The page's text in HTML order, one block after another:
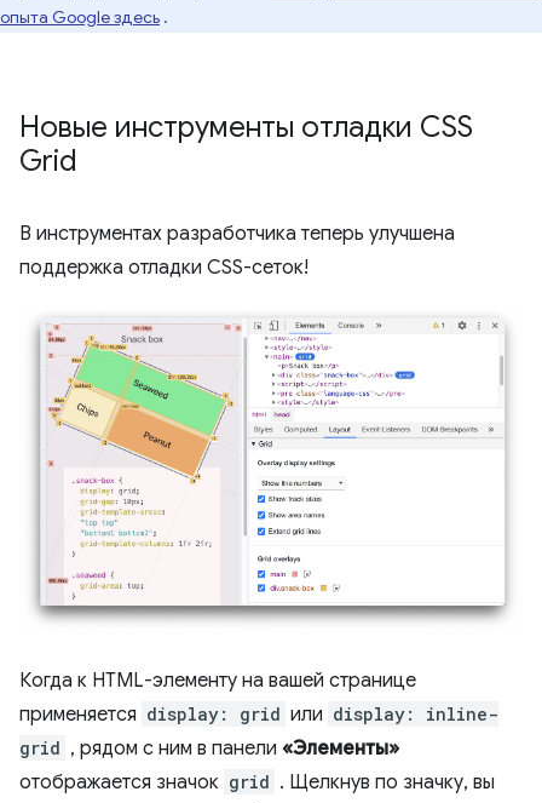
опыта Google здесь .
Новые инструменты отладки CSS
Grid
В инструментах разработчика теперь улучшена
поддержка отладки CSS-сеток!
Когда к HTML-элементу на вашей странице
применяется display: grid или display: inline-
grid , рядом с ним в панели «Элементы»
отображается значок grid . Щелкнув по значку, вы